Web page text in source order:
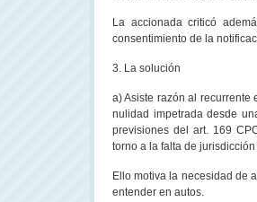
La accionada criticó
consentimiento de la
3. La solución
a) Asiste razón al
nulidad impetrada desde
previsiones del art. 169
torno a la falta de
Ello motiva la necesidad de
entender en autos.